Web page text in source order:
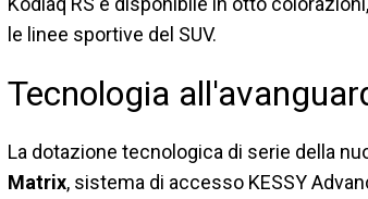
le linee sportive del SUV.
Tecnologia
La dotazione tecnologica di serie della
Matrix, sistema di accesso KESSY